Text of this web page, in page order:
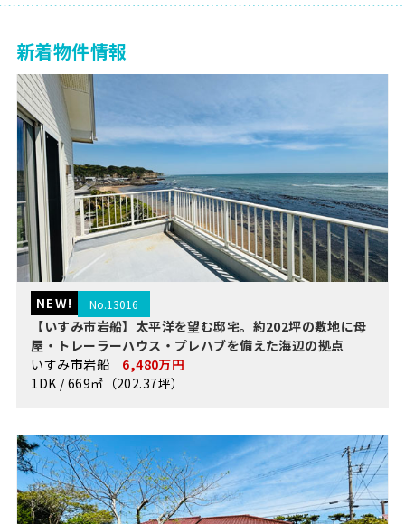
新着物件情報
NEW! No.13016
【いすみ市岩船】太平洋を望む邸宅。約202坪の敷地に母
屋・トレーラーハウス・プレハブを備えた海辺の拠点
いすみ市岩船 6,480万円
1DK / 669㎡（202.37坪）